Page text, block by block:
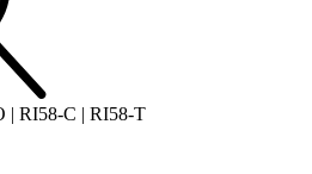
| RI58-C | RI58-T